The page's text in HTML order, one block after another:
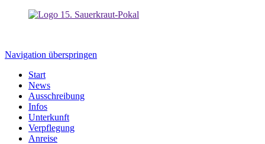
Navigation überspringen
Start
News
Ausschreibung
Infos
Unterkunft
Verpflegung
Anreise